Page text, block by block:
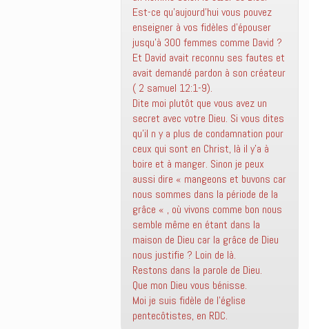
Est-ce qu’aujourd’hui vous pouvez
enseigner à vos fidèles d’épouser
jusqu’à 300 femmes comme David ?
Et David avait reconnu ses fautes et
avait demandé pardon à son créateur
( 2 samuel 12:1-9).
Dite moi plutôt que vous avez un
secret avec votre Dieu. Si vous dites
qu’il n y a plus de condamnation pour
ceux qui sont en Christ, là il y’a à
boire et à manger. Sinon je peux
aussi dire « mangeons et buvons car
nous sommes dans la période de la
grâce « , où vivons comme bon nous
semble même en étant dans la
maison de Dieu car la grâce de Dieu
nous justifie ? Loin de là.
Restons dans la parole de Dieu.
Que mon Dieu vous bénisse.
Moi je suis fidèle de l’église
pentecôtistes, en RDC.